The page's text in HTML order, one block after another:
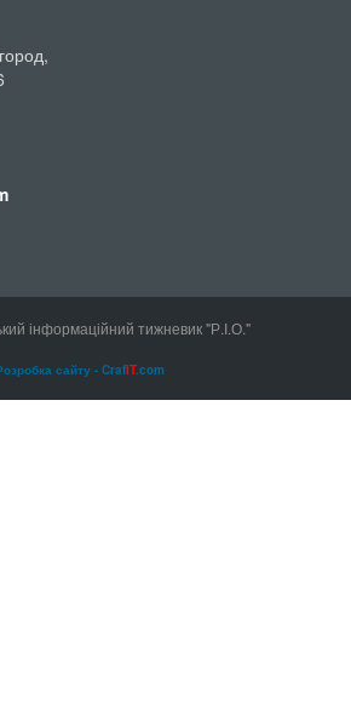
інформаційний тижневик "Р.І.О."
сайту - CrafIT.com